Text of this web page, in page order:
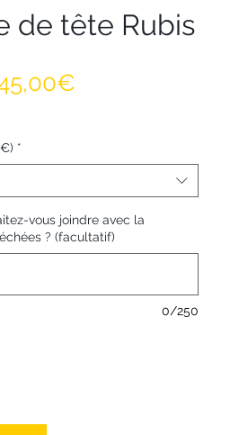
de tête Rubis
*
vous joindre avec la
? (facultatif)
0/250